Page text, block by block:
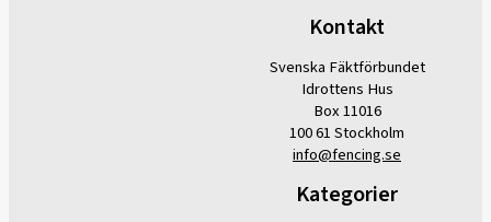
Kontakt
Svenska Fäktförbundet
Idrottens Hus
Box 11016
100 61 Stockholm
info@fencing.se
Kategorier